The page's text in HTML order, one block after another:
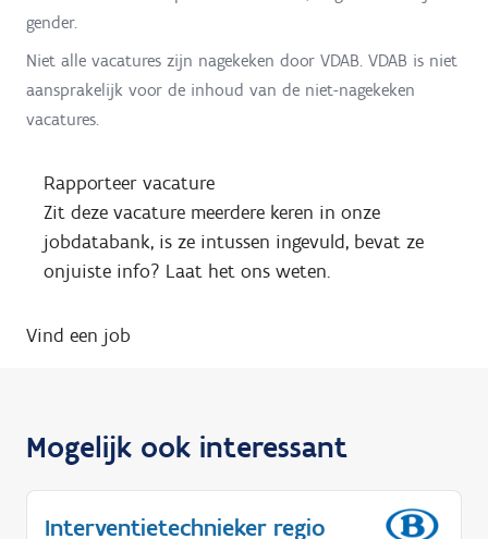
gender.
Niet alle vacatures zijn nagekeken door VDAB. VDAB is niet
aansprakelijk voor de inhoud van de niet-nagekeken
vacatures.
Rapporteer vacature
Zit deze vacature meerdere keren in onze
jobdatabank, is ze intussen ingevuld, bevat ze
onjuiste info? Laat het ons weten.
Vind een job
Mogelijk ook interessant
Interventietechnieker regio